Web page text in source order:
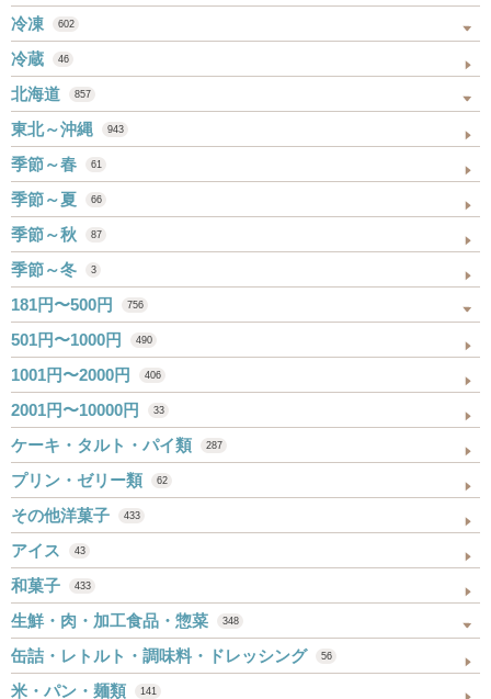
冷凍 602
冷蔵 46
北海道 857
東北～沖縄 943
季節～春 61
季節～夏 66
季節～秋 87
季節～冬 3
181円〜500円 756
501円〜1000円 490
1001円〜2000円 406
2001円〜10000円 33
ケーキ・タルト・パイ類 287
プリン・ゼリー類 62
その他洋菓子 433
アイス 43
和菓子 433
生鮮・肉・加工食品・惣菜 348
缶詰・レトルト・調味料・ドレッシング 56
米・パン・麺類 141